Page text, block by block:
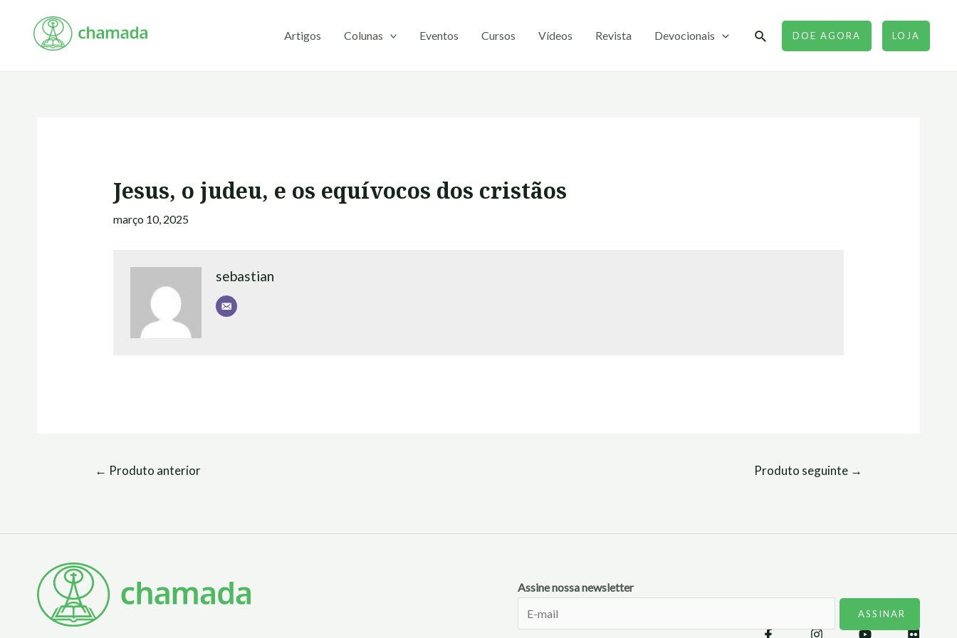
Artigos Colunas Eventos Cursos Vídeos Revista Devocionais PesquisarDOE AGORA LOJA
Jesus, o judeu, e os equívocos dos cristãos
março 10, 2025
sebastian
de
← Produto anterior Produto seguinte →
Assine nossa newsletter